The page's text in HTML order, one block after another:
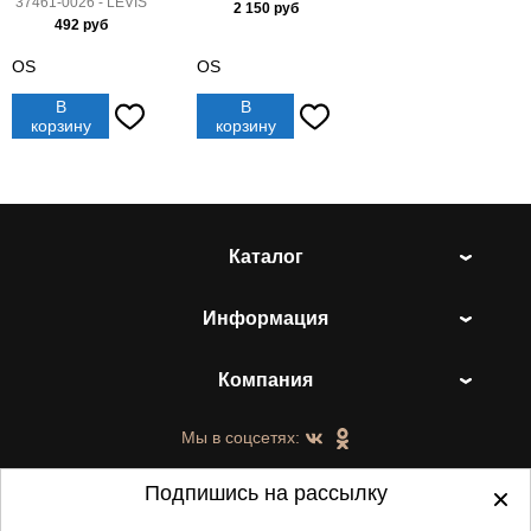
492руб
OS
В
корзину
2 150руб
OS
В
корзину
Каталог
Информация
Компания
Мы в соцсетях:
Подпишись на рассылку